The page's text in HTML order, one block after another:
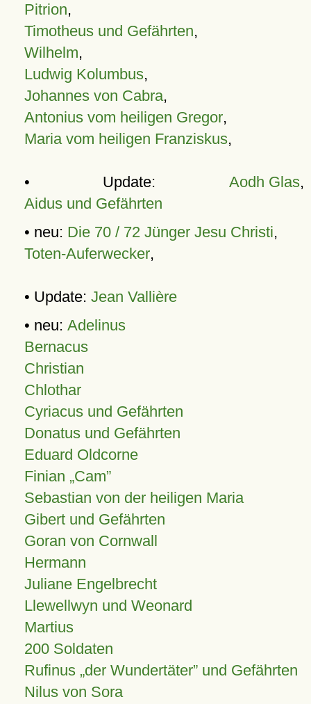
Pitrion,
Timotheus und Gefährten,
Wilhelm,
Ludwig Kolumbus,
Johannes von Cabra,
Antonius vom heiligen Gregor,
Maria vom heiligen Franziskus,
• Update: Aodh Glas,
Aidus und Gefährten
• neu: Die 70 / 72 Jünger Jesu Christi,
Toten-Auferwecker,
• Update: Jean Vallière
• neu: Adelinus
Bernacus
Christian
Chlothar
Cyriacus und Gefährten
Donatus und Gefährten
Eduard Oldcorne
Finian Cam
Sebastian von der heiligen Maria
Gibert und Gefährten
Goran von Cornwall
Hermann
Juliane Engelbrecht
Llewellwyn und Weonard
Martius
200 Soldaten
Rufinus „der Wundertäter” und Gefährten
Nilus von Sora